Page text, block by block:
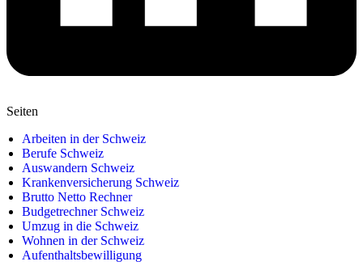
Seiten
Arbeiten in der Schweiz
Berufe Schweiz
Auswandern Schweiz
Krankenversicherung Schweiz
Brutto Netto Rechner
Budgetrechner Schweiz
Umzug in die Schweiz
Wohnen in der Schweiz
Aufenthaltsbewilligung